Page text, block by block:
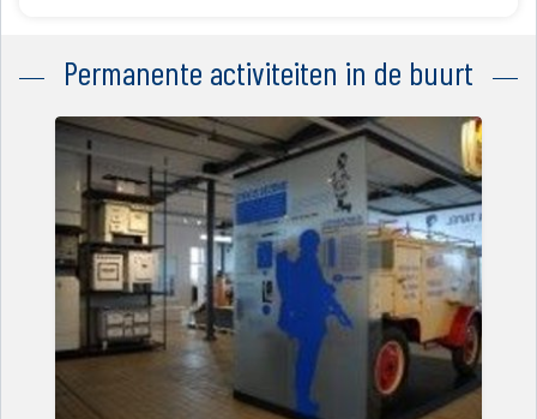
Permanente activiteiten in de buurt